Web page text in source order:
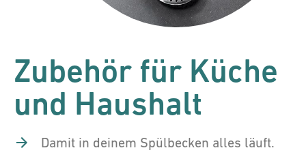
Zubehör für Küche
und Haushalt
Damit in deinem Spülbecken alles läuft.